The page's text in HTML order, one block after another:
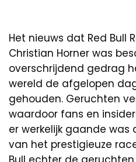
Het nieuws dat Red Bull
Christian Horner was
overschrijdend gedrag
wereld de afgelopen
gehouden. Geruchten
waardoor fans en
er werkelijk gaande
van het prestigieuze